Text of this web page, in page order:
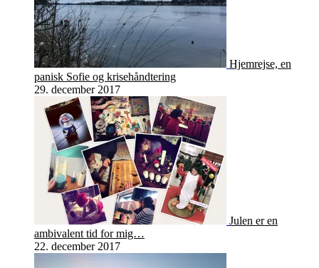
Hjemrejse, en
panisk Sofie og krisehåndtering
29. december 2017
Julen er en
ambivalent tid for mig…
22. december 2017